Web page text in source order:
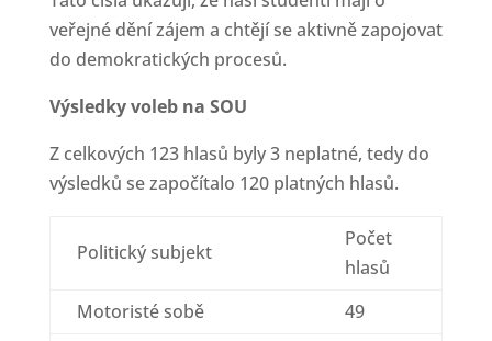
veřejné dění zájem a chtějí se aktivně zapojovat
do demokratických procesů.
Výsledky voleb na SOU
Z celkových 123 hlasů byly 3 neplatné, tedy do
výsledků se započítalo 120 platných hlasů.
Politický subjekt
Počet
hlasů
Motoristé sobě
49